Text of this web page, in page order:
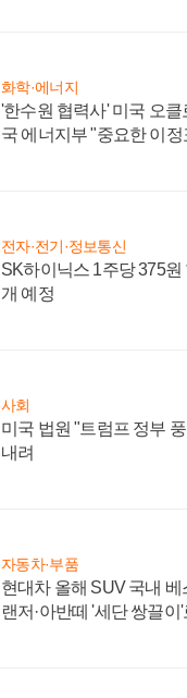
화학·에너지
'한수원 협력사' 미국 오클
국 에너지부 "중요한 이정
전자·전기·정보통신
SK하이닉스 1주당 375
개 예정
사회
미국 법원 "트럼프 정부
내려
자동차·부품
현대차 올해 SUV 국내
랜저·아반떼 '세단 쌍끌이